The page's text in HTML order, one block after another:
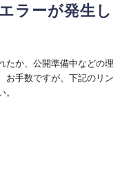
ラーが発生し
たか、公開準備中などの理
お手数ですが、下記のリン